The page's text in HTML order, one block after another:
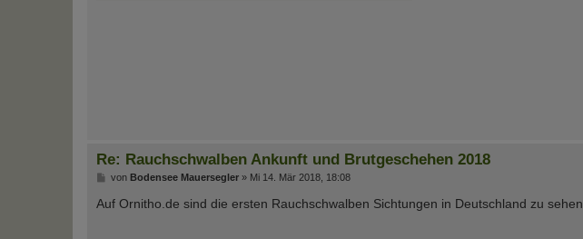
Re: Rauchschwalben Ankunft und Brutgeschehen 2018
Bvon Bodensee Mauersegler» Mi 14. Mär 2018, 18:08
Auf Ornitho.de sind die ersten Rauchschwalben Sichtungen in Deutschland zu sehen